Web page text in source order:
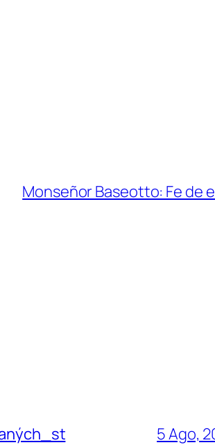
Monseñor Baseotto: Fe de
5 Ago,